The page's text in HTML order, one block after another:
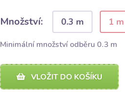
Množství: 0.3 m 1 m
Minimální množství odběru 0.3 m
VLOŽIT DO KOŠÍKU